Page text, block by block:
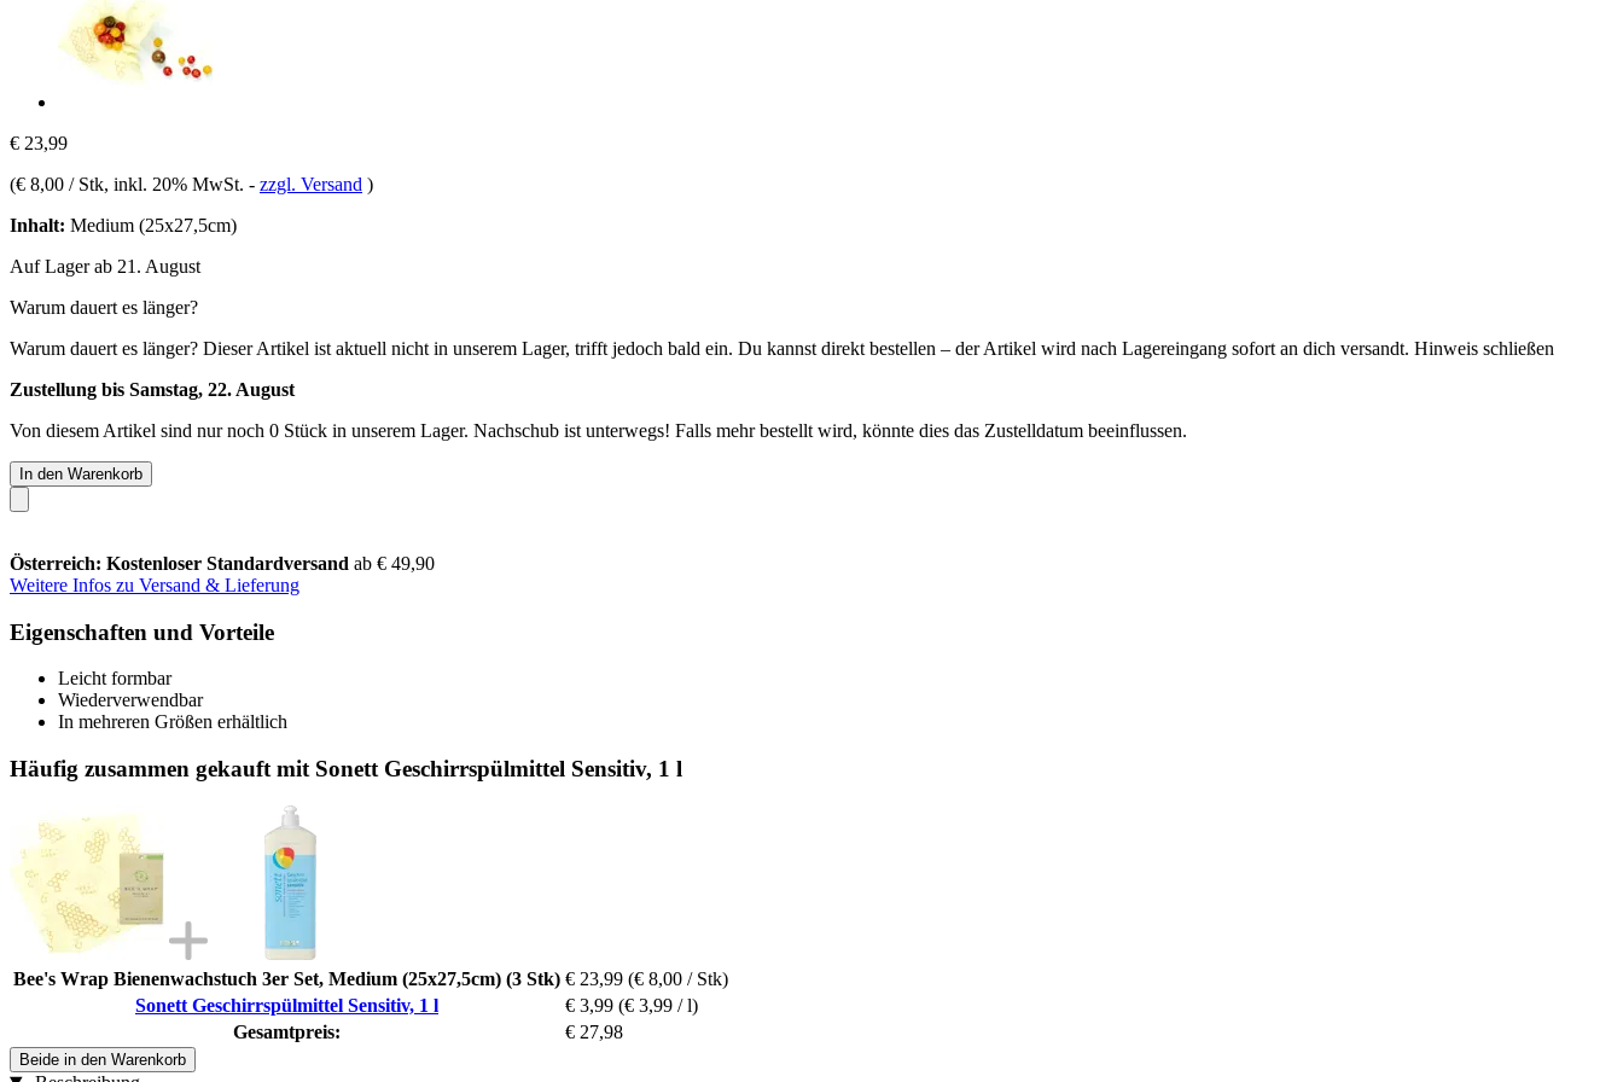
€ 23,99
(€ 8,00 / Stk, inkl. 20% MwSt. - zzgl. Versand )
Inhalt: Medium (25x27,5cm)
Auf Lager ab 21. August
Warum dauert es länger?
Warum dauert es länger? Dieser Artikel ist aktuell nicht in unserem Lager, trifft jedoch bald ein. Du kannst direkt bestellen – der Artikel wird nach Lagereingang sofort an dich versandt. Hinweis schließen
Zustellung bis Samstag, 22. August
Von diesem Artikel sind nur noch 0 Stück in unserem Lager. Nachschub ist unterwegs! Falls mehr bestellt wird, könnte dies das Zustelldatum beeinflussen.
In den Warenkorb
Österreich: Kostenloser Standardversand ab € 49,90
Weitere Infos zu Versand & Lieferung
Eigenschaften und Vorteile
Leicht formbar
Wiederverwendbar
In mehreren Größen erhältlich
Häufig zusammen gekauft mit Sonett Geschirrspülmittel Sensitiv, 1 l
Bee's Wrap Bienenwachstuch 3er Set, Medium (25x27,5cm) (3 Stk) € 23,99 (€ 8,00 / Stk)
Sonett Geschirrspülmittel Sensitiv, 1 l
€ 3,99 (€ 3,99 / l)
Gesamtpreis:
€ 27,98
Beide in den Warenkorb